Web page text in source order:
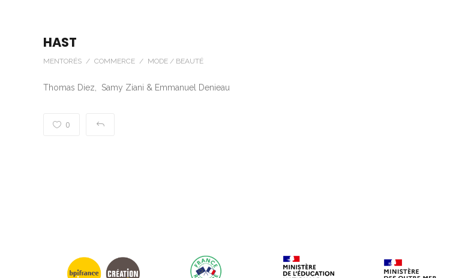
HAST
MENTORÉS / COMMERCE / MODE / BEAUTÉ
Thomas Diez, Samy Ziani & Emmanuel Denieau
0